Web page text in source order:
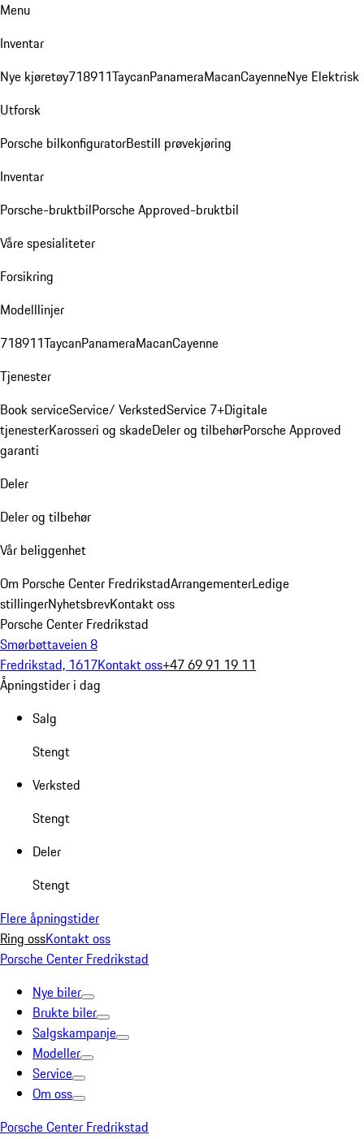
Menu
Inventar
Nye kjøretøy718911TaycanPanameraMacanCayenneNye Elektrisk
Utforsk
Porsche bilkonfiguratorBestill prøvekjøring
Inventar
Porsche-bruktbilPorsche Approved-bruktbil
Våre spesialiteter
Forsikring
Modelllinjer
718911TaycanPanameraMacanCayenne
Tjenester
Book serviceService/ VerkstedService 7+Digitale
tjenesterKarosseri og skadeDeler og tilbehørPorsche Approved
garanti
Deler
Deler og tilbehør
Vår beliggenhet
Om Porsche Center FredrikstadArrangementerLedige
stillingerNyhetsbrevKontakt oss
Porsche Center Fredrikstad
Smørbøttaveien 8
Fredrikstad, 1617Kontakt oss+47 69 91 19 11
Åpningstider i dag
Salg
Stengt
Verksted
Stengt
Deler
Stengt
Flere åpningstider
Ring ossKontakt oss
Porsche Center Fredrikstad
Nye biler
Brukte biler
Salgskampanje
Modeller
Service
Om oss
Porsche Center Fredrikstad